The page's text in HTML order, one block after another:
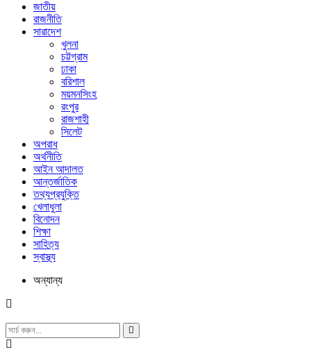
জাতীয়
রাজনীতি
সারাদেশ
খুলনা
চট্টগ্রাম
ঢাকা
বরিশাল
ময়মনসিংহ
রংপুর
রাজশাহী
সিলেট
অপরাধ
অর্থনীতি
আইন আদালত
আন্তর্জাতিক
তথ্যপ্রযুক্তি
খেলাধুলা
বিনোদন
শিক্ষা
সাহিত্য
স্বাস্থ্য
অন্যান্য